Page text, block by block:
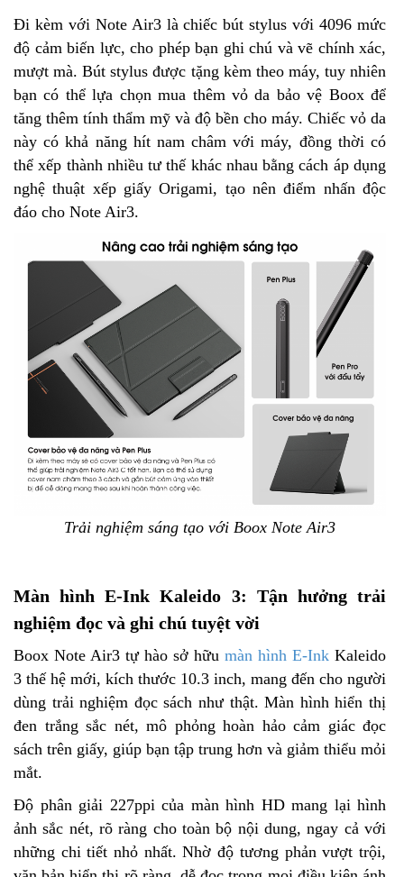
Đi kèm với Note Air3 là chiếc bút stylus với 4096 mức
độ cảm biến lực, cho phép bạn ghi chú và vẽ chính xác,
mượt mà. Bút stylus được tặng kèm theo máy, tuy nhiên
bạn có thể lựa chọn mua thêm vỏ da bảo vệ Boox để
tăng thêm tính thẩm mỹ và độ bền cho máy. Chiếc vỏ da
này có khả năng hít nam châm với máy, đồng thời có
thể xếp thành nhiều tư thế khác nhau bằng cách áp dụng
nghệ thuật xếp giấy Origami, tạo nên điểm nhấn độc
đáo cho Note Air3.
Trải nghiệm sáng tạo với Boox Note Air3
Màn hình E-Ink Kaleido 3: Tận hưởng trải
nghiệm đọc và ghi chú tuyệt vời
Boox Note Air3 tự hào sở hữu màn hình E-Ink Kaleido
3 thế hệ mới, kích thước 10.3 inch, mang đến cho người
dùng trải nghiệm đọc sách như thật. Màn hình hiển thị
đen trắng sắc nét, mô phỏng hoàn hảo cảm giác đọc
sách trên giấy, giúp bạn tập trung hơn và giảm thiểu mỏi
mắt.
Độ phân giải 227ppi của màn hình HD mang lại hình
ảnh sắc nét, rõ ràng cho toàn bộ nội dung, ngay cả với
những chi tiết nhỏ nhất. Nhờ độ tương phản vượt trội,